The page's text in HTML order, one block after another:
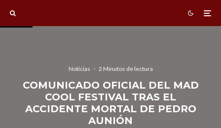
Noticias · 2 Minutos de lectura
COMUNICADO OFICIAL DEL MAD
COOL FESTIVAL TRAS EL
ACCIDENTE MORTAL DE PEDRO
AUNIÓN